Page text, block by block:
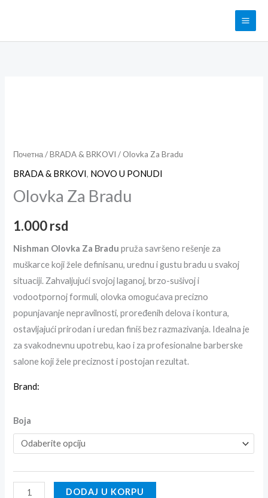
sadržaj
Почетна/BRADA & BRKOVI / Olovka Za Bradu
BRADA & BRKOVI, NOVO U PONUDI
Olovka Za Bradu
1.000rsd
Nishman Olovka Za Bradu pruža savršeno rešenje za
muškarce koji žele definisanu, urednu i gustu bradu u svakoj
situaciji. Zahvaljujući svojoj laganoj, brzo-sušivoj i
vodootpornoj formuli, olovka omogućava precizno
popunjavanje nepravilnosti, proređenih delova i kontura,
ostavljajući prirodan i uredan finiš bez razmazivanja. Idealna je
za svakodnevnu upotrebu, kao i za profesionalne barberske
salone koji žele preciznost i postojan rezultat.
Brand:
Boja
DODAJ U KORPU